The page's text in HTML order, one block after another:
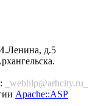
д.5
_webhlp@arhcity.ru_
Apache::ASP